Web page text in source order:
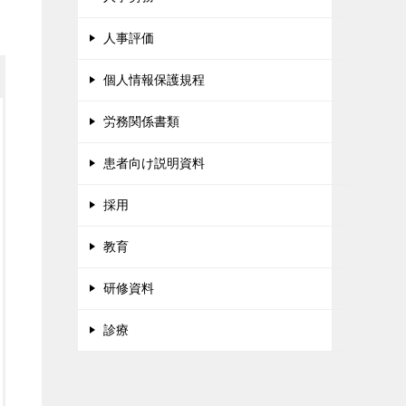
人事評価
個人情報保護規程
労務関係書類
患者向け説明資料
採用
教育
研修資料
診療